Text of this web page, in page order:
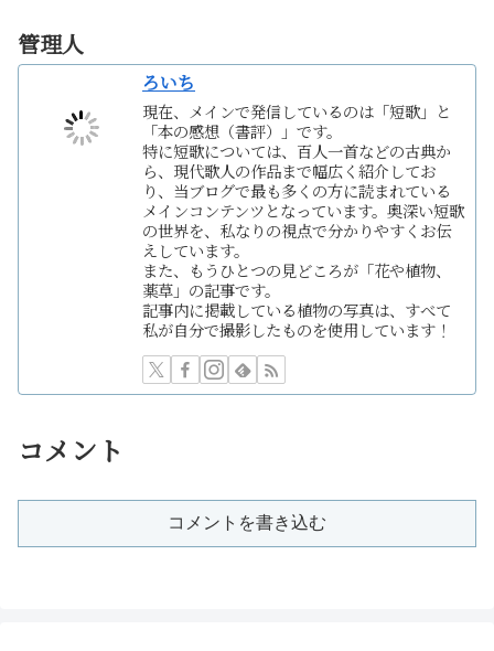
管理人
ろいち
現在、メインで発信しているのは「短歌」と
「本の感想（書評）」です。
特に短歌については、百人一首などの古典か
ら、現代歌人の作品まで幅広く紹介してお
り、当ブログで最も多くの方に読まれている
メインコンテンツとなっています。奥深い短歌
の世界を、私なりの視点で分かりやすくお伝
えしています。
また、もうひとつの見どころが「花や植物、
薬草」の記事です。
記事内に掲載している植物の写真は、すべて
私が自分で撮影したものを使用しています！
コメント
コメントを書き込む